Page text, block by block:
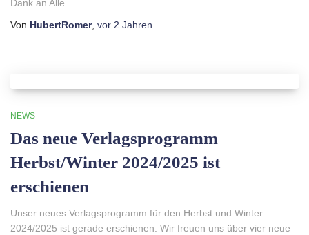
Dank an Alle.
Von HubertRomer, vor 2 Jahren
NEWS
Das neue Verlagsprogramm
Herbst/Winter 2024/2025 ist
erschienen
Unser neues Verlagsprogramm für den Herbst und Winter
2024/2025 ist gerade erschienen. Wir freuen uns über vier neue